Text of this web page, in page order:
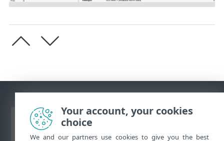
Se fullversjon av siden
Your account, your cookies
choice
We and our partners use cookies to give you the best